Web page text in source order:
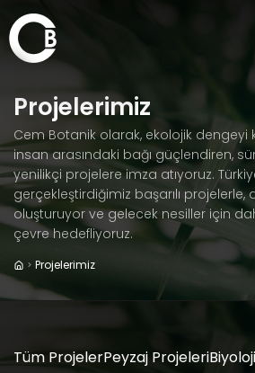
Projelerimiz
Cem Botanik olarak, ekolojik dengeyi
insan arasındaki bağı güçlendiren,
yenilikçi projelere imza atıyoruz.
gerçekleştirdiğimiz başarılı
oluşturuyor ve gelecek nesiller için
çevre hedefliyoruz.
Projelerimiz
Tüm ProjelerPeyzaj Projeleri